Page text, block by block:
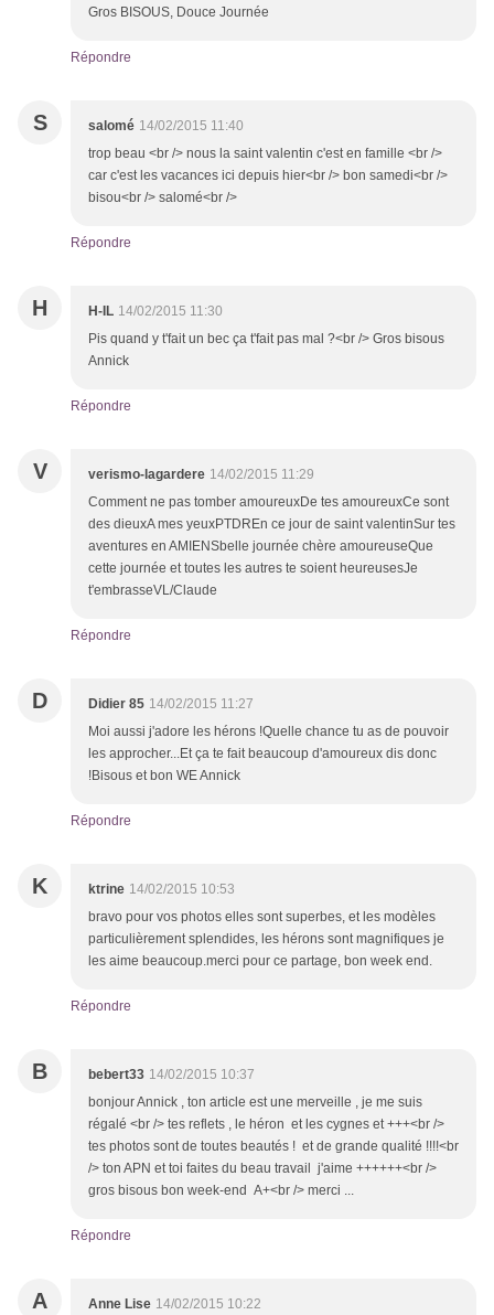
Gros BISOUS, Douce Journée
Répondre
S salomé 14/02/2015 11:40
trop beau <br /> nous la saint valentin c'est en famille <br />
car c'est les vacances ici depuis hier<br /> bon samedi<br />
bisou<br /> salomé<br />
Répondre
H H-IL 14/02/2015 11:30
Pis quand y t'fait un bec ça t'fait pas mal ?<br /> Gros bisous
Annick
Répondre
V verismo-lagardere 14/02/2015 11:29
Comment ne pas tomber amoureuxDe tes amoureuxCe sont
des dieuxA mes yeuxPTDREn ce jour de saint valentinSur tes
aventures en AMIENSbelle journée chère amoureuseQue
cette journée et toutes les autres te soient heureusesJe
t'embrasseVL/Claude
Répondre
D Didier 85 14/02/2015 11:27
Moi aussi j'adore les hérons !Quelle chance tu as de pouvoir
les approcher...Et ça te fait beaucoup d'amoureux dis donc
!Bisous et bon WE Annick
Répondre
K ktrine 14/02/2015 10:53
bravo pour vos photos elles sont superbes, et les modèles
particulièrement splendides, les hérons sont magnifiques je
les aime beaucoup.merci pour ce partage, bon week end.
Répondre
B bebert33 14/02/2015 10:37
bonjour Annick , ton article est une merveille , je me suis
régalé <br /> tes reflets , le héron et les cygnes et +++<br />
tes photos sont de toutes beautés ! et de grande qualité !!!!<br
/> ton APN et toi faites du beau travail j'aime ++++++<br />
gros bisous bon week-end A+<br /> merci ...
Répondre
A Anne Lise 14/02/2015 10:22